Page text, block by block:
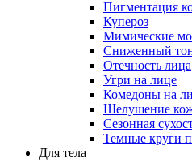
Пигментация
Купероз
Мимические
Сниженный
Отечность лица
Угри на лице
Комедоны на
Шелушение
Сезонная
Темные круги
Для тела